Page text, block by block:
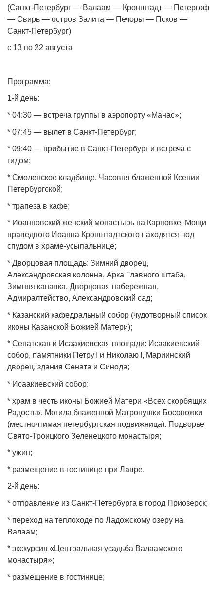
(Санкт‑Петербург — Валаам — Кронштадт — Петергоф
— Свирь — остров Залита — Печоры — Псков —
Санкт‑Петербург)
с 13 по 22 августа
Программа:
1‑й день:
* 04:30 — встреча группы в аэропорту «Манас»;
* 07:45 — вылет в Санкт‑Петербург;
* 09:40 — прибытие в Санкт‑Петербург и встреча с
гидом;
* Смоленское кладбище. Часовня блаженной Ксении
Петербургской;
* трапеза в кафе;
* Иоанновский женский монастырь на Карповке. Мощи
праведного Иоанна Кронштадтского находятся под
спудом в храме‑усыпальнице;
* Дворцовая площадь: Зимний дворец,
Александровская колонна, Арка Главного штаба,
Зимняя канавка, Дворцовая набережная,
Адмиралтейство, Александровский сад;
* Казанский кафедральный собор (чудотворный список
иконы Казанской Божией Матери);
* Сенатская и Исаакиевская площади: Исаакиевский
собор, памятники Петру I и Николаю I, Мариинский
дворец, здания Сената и Синода;
* Исаакиевский собор;
* храм в честь иконы Божией Матери «Всех скорбящих
Радость». Могила блаженной Матронушки Босоножки
(местночтимая петербургская подвижница). Подворье
Свято‑Троицкого Зеленецкого монастыря;
* ужин;
* размещение в гостинице при Лавре.
2‑й день:
* отправление из Санкт‑Петербурга в город Приозерск;
* переход на теплоходе по Ладожскому озеру на
Валаам;
* экскурсия «Центральная усадьба Валаамского
монастыря»;
* размещение в гостинице;